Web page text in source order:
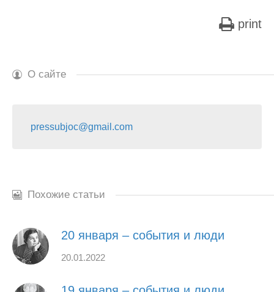
print
О сайте
pressubjoc@gmail.com
Похожие статьи
20 января – события и люди
20.01.2022